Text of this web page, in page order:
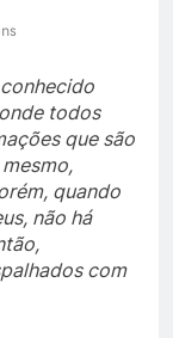
todos
que são
quando
não há
com